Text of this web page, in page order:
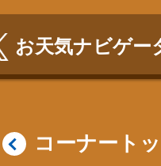
お天気ナビゲー
コーナート